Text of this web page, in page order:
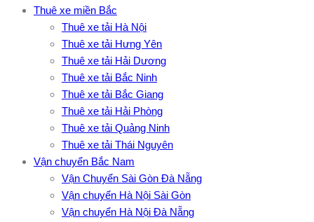
Thuê xe miền Bắc
Thuê xe tải Hà Nội
Thuê xe tải Hưng Yên
Thuê xe tải Hải Dương
Thuê xe tải Bắc Ninh
Thuê xe tải Bắc Giang
Thuê xe tải Hải Phòng
Thuê xe tải Quảng Ninh
Thuê xe tải Thái Nguyên
Vận chuyển Bắc Nam
Vận Chuyển Sài Gòn Đà Nẵng
Vận chuyển Hà Nội Sài Gòn
Vận chuyển Hà Nội Đà Nẵng